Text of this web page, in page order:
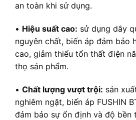
an toàn khi sử dụng.
• Hiệu suất cao: sử dụng dây
nguyên chất, biến áp đảm bảo
cao, giảm thiểu tổn thất điện
thọ sản phẩm.
• Chất lượng vượt trội: sản
nghiêm ngặt, biến áp FUSHIN
đảm bảo sự ổn định và độ bền